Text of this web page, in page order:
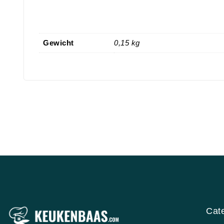
Gewicht 0,15 kg